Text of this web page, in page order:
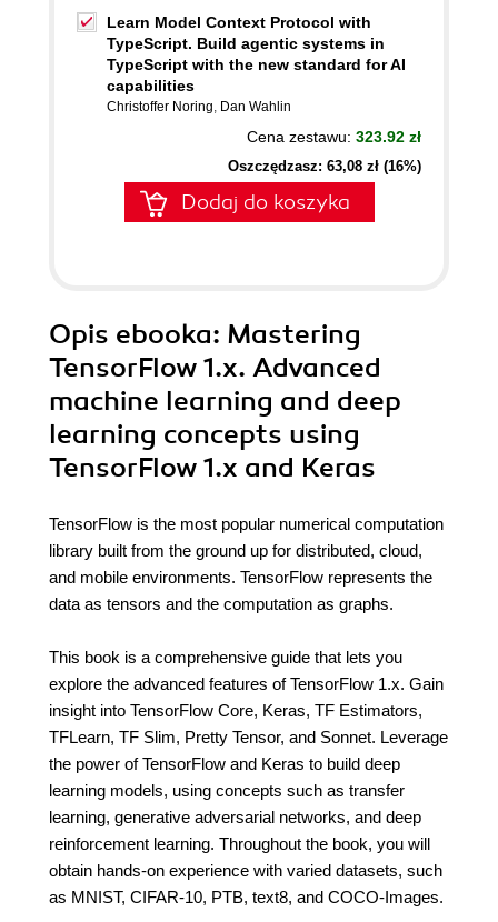
Learn Model Context Protocol with
TypeScript. Build agentic systems in
TypeScript with the new standard for AI
capabilities
Christoffer Noring, Dan Wahlin
Cena zestawu: 323.92 zł
Oszczędzasz: 63,08 zł (16%)
Dodaj do koszyka
Opis ebooka: Mastering
TensorFlow 1.x. Advanced
machine learning and deep
learning concepts using
TensorFlow 1.x and Keras
TensorFlow is the most popular numerical computation
library built from the ground up for distributed, cloud,
and mobile environments. TensorFlow represents the
data as tensors and the computation as graphs.
This book is a comprehensive guide that lets you
explore the advanced features of TensorFlow 1.x. Gain
insight into TensorFlow Core, Keras, TF Estimators,
TFLearn, TF Slim, Pretty Tensor, and Sonnet. Leverage
the power of TensorFlow and Keras to build deep
learning models, using concepts such as transfer
learning, generative adversarial networks, and deep
reinforcement learning. Throughout the book, you will
obtain hands-on experience with varied datasets, such
as MNIST, CIFAR-10, PTB, text8, and COCO-Images.